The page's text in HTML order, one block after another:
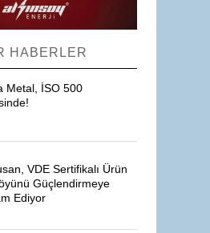
HABERLER
Metal, İSO 500
VDE Sertifikalı Ürün
Güçlendirmeye
Ediyor